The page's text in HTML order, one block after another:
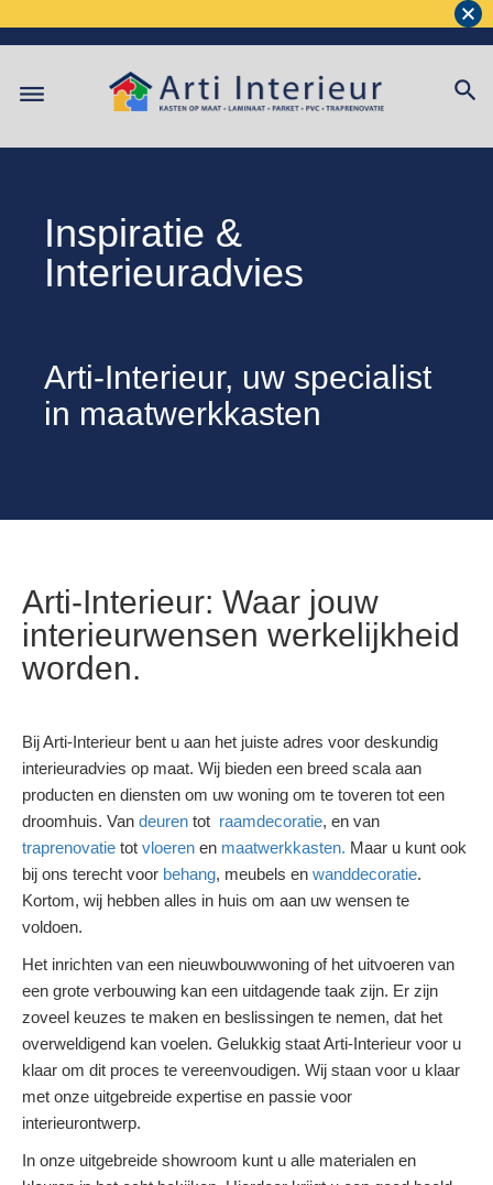
Inspiratie &
Interieuradvies
Arti-Interieur, uw specialist
in maatwerkkasten
Arti-Interieur: Waar jouw
interieurwensen werkelijkheid
worden.
Bij Arti-Interieur bent u aan het juiste adres voor deskundig
interieuradvies op maat. Wij bieden een breed scala aan
producten en diensten om uw woning om te toveren tot een
droomhuis. Van deuren tot raamdecoratie, en van
traprenovatie tot vloeren en maatwerkkasten. Maar u kunt ook
bij ons terecht voor behang, meubels en wanddecoratie.
Kortom, wij hebben alles in huis om aan uw wensen te
voldoen.
Het inrichten van een nieuwbouwwoning of het uitvoeren van
een grote verbouwing kan een uitdagende taak zijn. Er zijn
zoveel keuzes te maken en beslissingen te nemen, dat het
overweldigend kan voelen. Gelukkig staat Arti-Interieur voor u
klaar om dit proces te vereenvoudigen. Wij staan voor u klaar
met onze uitgebreide expertise en passie voor
interieurontwerp.
In onze uitgebreide showroom kunt u alle materialen en